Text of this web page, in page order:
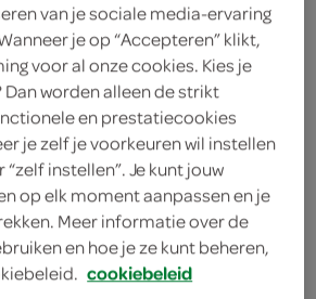
zijn niet zichtbaar bij de
worden wél automatisch
lach
van je sociale media-ervaring
je op “Accepteren” klikt,
voor al onze cookies. Kies je
Dan worden alleen de strikt
en prestatiecookies
je zelf je voorkeuren wil instellen
“zelf instellen”. Je kunt jouw
op elk moment aanpassen en je
Meer informatie over de
en hoe je ze kunt beheren,
cookiebeleid